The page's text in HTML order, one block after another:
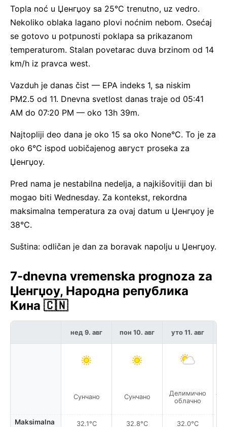
Topla noć u Џенгџоу sa 25°C trenutno, uz vedro.
Nekoliko oblaka lagano plovi noćnim nebom. Osećaj
se gotovo u potpunosti poklapa sa prikazanom
temperaturom. Stalan povetarac duva brzinom od 14
km/h iz pravca west.
Vazduh je danas čist — EPA indeks 1, sa niskim
PM2.5 od 11. Dnevna svetlost danas traje od 05:41
AM do 07:20 PM — oko 13h 39m.
Najtopliji deo dana je oko 15 sa oko None°C. To je za
oko 6°C ispod uobičajenog август proseka za
Џенгџоу.
Pred nama je nestabilna nedelja, a najkišovitiji dan bi
mogao biti Wednesday. Za kontekst, rekordna
maksimalna temperatura za ovaj datum u Џенгџоу je
38°C.
Suština: odličan je dan za boravak napolju u Џенгџоу.
7-dnevna vremenska prognoza za
Џенгџоу, Народна република
Кина 🇨🇳
Maksimalna
нед 9. авг
Сунчано
32.1°C
пон 10. авг
Сунчано
32.8°C
уто 11. авг
Делимично
облачно
32.0°C